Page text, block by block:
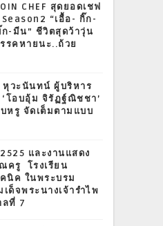
CHEF สุดยอดเชฟ
“เอื้อ- กิ๊ก-
-มีน” ชีวิตสุดว้าวุ่น
รคหายนะ..ถ้วย
วะนันทน์ ผู้บริหาร
‘โอบอุ้ม จิรัฏฐ์ณิชชา’
หรู จัดเต็มตามแบบ
และงานแสดง
ครู โรงเรียน
นิค ในพระบรม
ด็จพระนางเจ้ารำไพ
ที่ 7